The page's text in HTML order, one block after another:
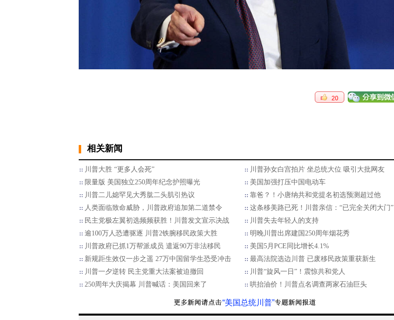
20
相关新闻
川普大胜 “更多人会死”
川普孙女白宫拍片 坐总统大位 吸引大批网友
限量版 美国独立250周年纪念护照曝光
美国加强打压中国电动车
川普二儿媳罕见大秀肱二头肌引热议
靠爸？！小唐纳共和党提名初选预测超过他
人类面临致命威胁，川普政府追加第二道禁令
这条移美路已死！川普亲信：“已完全关闭大门”
民主党极左翼初选频频获胜！川普发文宣示决战
川普失去年轻人的支持
逾100万人恐遭驱逐 川普2铁腕移民政策大胜
明晚川普出席建国250周年烟花秀
川普政府已抓1万帮派成员 遣返90万非法移民
美国5月PCE同比增长4.1%
新规距生效仅一步之遥 27万中国留学生恐受冲击
最高法院选边川普 已废移民政策重获新生
川普一夕逆转 民主党重大法案被迫撤回
川普“旋风一日”！震惊共和党人
250周年大庆揭幕 川普喊话：美国回来了
哄抬油价！川普点名调查两家石油巨头
“美国总统川普”